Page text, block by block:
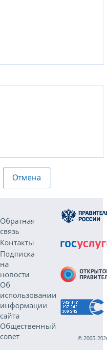
Отмена
Обратная
связь
Контакты
Подписка
на
новости
Об
использовании
информации
сайта
Общественный
совет
© 2005-